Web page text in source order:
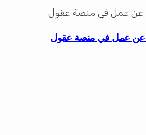
عن عمل في منصة عقول